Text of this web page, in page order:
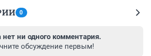
0
нет ни одного комментария.
обсуждение первым!